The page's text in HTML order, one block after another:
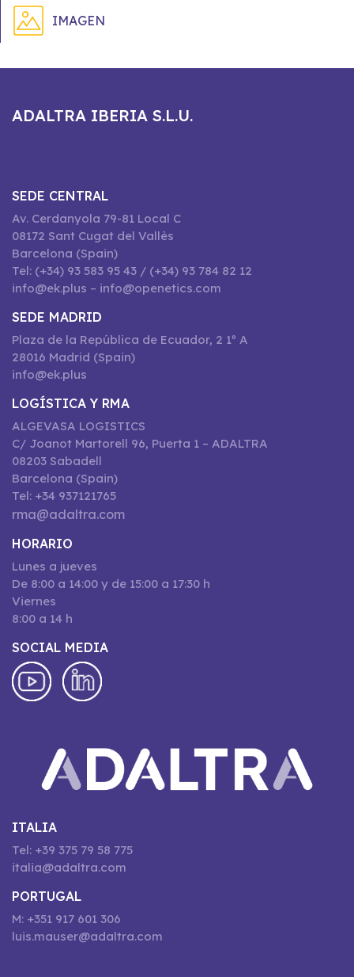
IMAGEN
ADALTRA IBERIA S.L.U.
SEDE CENTRAL
Av. Cerdanyola 79-81 Local C
08172 Sant Cugat del Vallès
Barcelona (Spain)
Tel: (+34) 93 583 95 43 / (+34) 93 784 82 12
info@ek.plus – info@openetics.com
SEDE MADRID
Plaza de la República de Ecuador, 2 1º A
28016 Madrid (Spain)
info@ek.plus
LOGÍSTICA Y RMA
ALGEVASA LOGISTICS
C/ Joanot Martorell 96, Puerta 1 – ADALTRA
08203 Sabadell
Barcelona (Spain)
Tel: +34 937121765
rma@adaltra.com
HORARIO
Lunes a jueves
De 8:00 a 14:00 y de 15:00 a 17:30 h
Viernes
8:00 a 14 h
SOCIAL MEDIA
ITALIA
Tel: +39 375 79 58 775
italia@adaltra.com
PORTUGAL
M: +351 917 601 306
luis.mauser@adaltra.com